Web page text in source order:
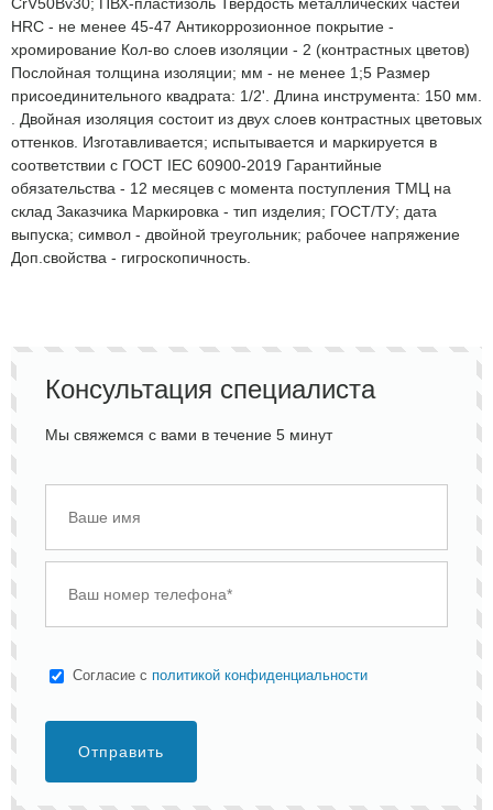
HRC - не менее 45-47 Антикоррозионное покрытие -
хромирование Кол-во слоев изоляции - 2 (контрастных цветов)
Послойная толщина изоляции; мм - не менее 1;5 Размер
присоединительного квадрата: 1/2'. Длина инструмента: 150 мм.
. Двойная изоляция состоит из двух слоев контрастных цветовых
оттенков. Изготавливается; испытывается и маркируется в
соответствии с ГОСТ IEC 60900-2019 Гарантийные
обязательства - 12 месяцев с момента поступления ТМЦ на
склад Заказчика Маркировка - тип изделия; ГОСТ/ТУ; дата
выпуска; символ - двойной треугольник; рабочее напряжение
Доп.свойства - гигроскопичность.
Консультация специалиста
Мы свяжемся с вами в течение 5 минут
Cогласие с политикой конфиденциальности
Отправить